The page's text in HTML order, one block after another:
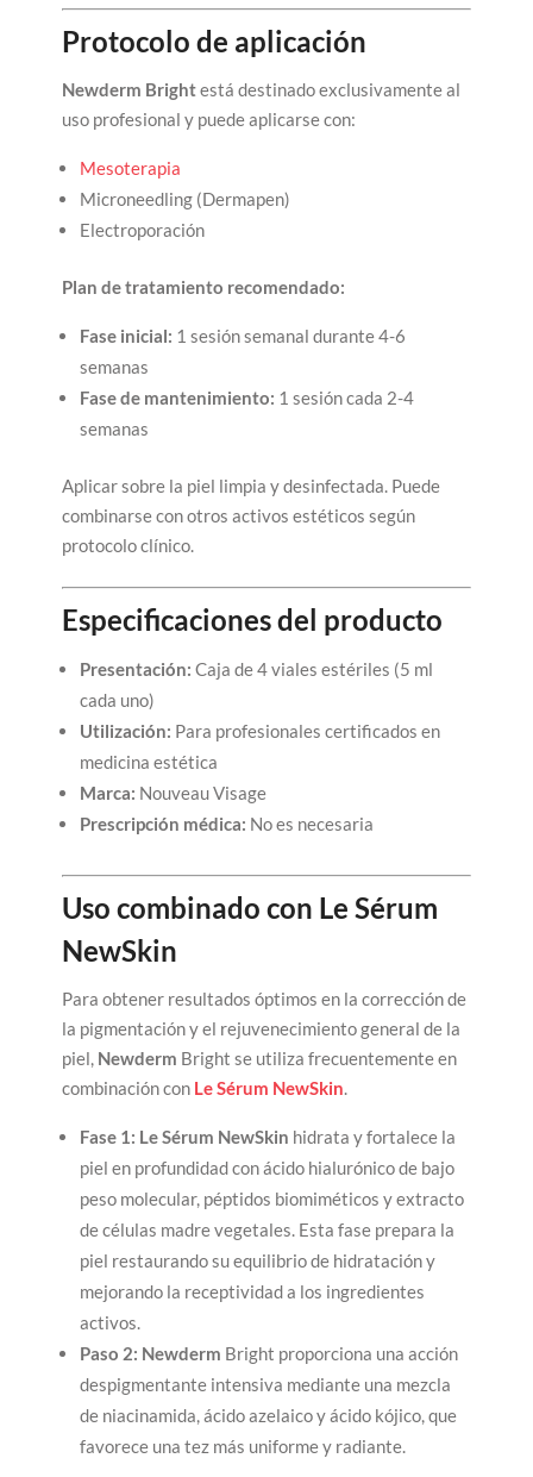
Protocolo de aplicación
Newderm Brightestá destinado exclusivamente al
uso profesional y puede aplicarse con:
Mesoterapia
Microneedling (Dermapen)
Electroporación
Plan de tratamiento recomendado:
Fase inicial: 1 sesión semanal durante 4-6
semanas
Fase de mantenimiento: 1 sesión cada 2-4
semanas
Aplicar sobre la piel limpia y desinfectada. Puede
combinarse con otros activos estéticos según
protocolo clínico.
Especificaciones del producto
Presentación: Caja de 4 viales estériles (5 ml
cada uno)
Utilización: Para profesionales certificados en
medicina estética
Marca: Nouveau Visage
Prescripción médica: No es necesaria
Uso combinado con Le Sérum
NewSkin
Para obtener resultados óptimos en la corrección de
la pigmentación y el rejuvenecimiento general de la
piel, Newderm Bright se utiliza frecuentemente en
combinación con LeSérum NewSkin
Fase 1: Le Sérum NewSkin hidrata y fortalece la
piel en profundidad con ácido hialurónico de bajo
peso molecular, péptidos biomiméticos y extracto
de células madre vegetales. Esta fase prepara la
piel restaurando su equilibrio de hidratación y
mejorando la receptividad a los ingredientes
activos.
Paso 2: Newderm Bright proporciona una acción
despigmentante intensiva mediante una mezcla
de niacinamida, ácido azelaico y ácido kójico, que
favorece una tez más uniforme y radiante.